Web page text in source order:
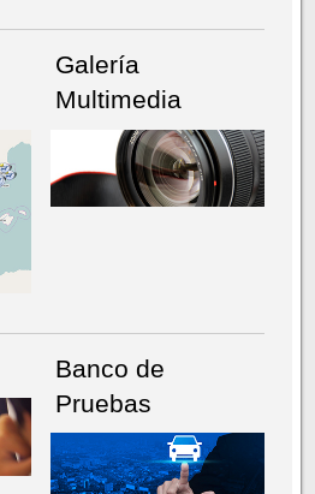
Galería
Multimedia
Banco de
Pruebas